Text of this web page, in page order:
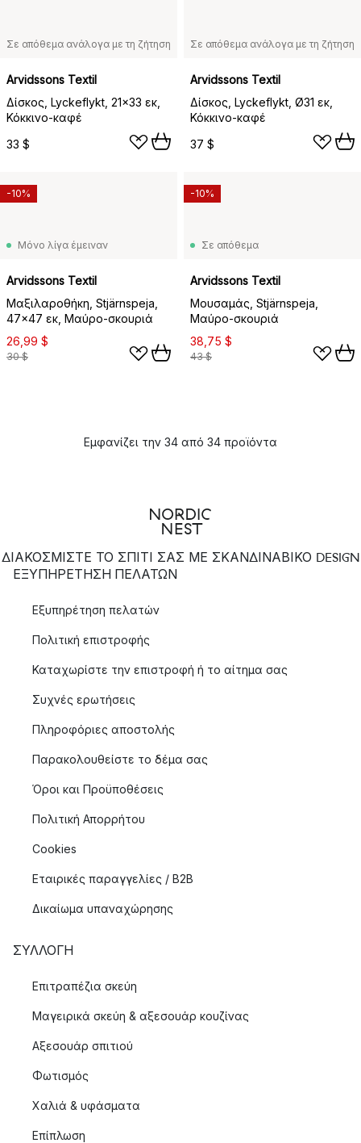
Σε απόθεμα ανάλογα με τη ζήτηση
Arvidssons Textil
Δίσκος, Lyckeflykt, 21x33 εκ,
Κόκκινο-καφέ
33 $
Σε απόθεμα ανάλογα με τη ζήτηση
Arvidssons Textil
Δίσκος, Lyckeflykt, Ø31 εκ,
Κόκκινο-καφέ
37 $
Μόνο λίγα έμειναν
Arvidssons Textil
Μαξιλαροθήκη, Stjärnspeja,
47x47 εκ, Μαύρο-σκουριά
26,99 $
30 $
-10%
Σε απόθεμα
Arvidssons Textil
Μουσαμάς, Stjärnspeja,
Μαύρο-σκουριά
38,75 $
43 $
-10%
Εμφανίζει την 34 από 34 προϊόντα
ΔΙΑΚΟΣΜΙΣΤΕ ΤΟ ΣΠΙΤΙ ΣΑΣ ΜΕ ΣΚΑΝΔΙΝΑΒΙΚΟ DESIGN
ΕΞΥΠΗΡΈΤΗΣΗ ΠΕΛΑΤΏΝ
Εξυπηρέτηση πελατών
Πολιτική επιστροφής
Καταχωρίστε την επιστροφή ή το αίτημα σας
Συχνές ερωτήσεις
Πληροφόριες αποστολής
Παρακολουθείστε το δέμα σας
Όροι και Προϋποθέσεις
Πολιτική Απορρήτου
Cookies
Εταιρικές παραγγελίες / B2B
Δικαίωμα υπαναχώρησης
ΣΥΛΛΟΓΉ
Επιτραπέζια σκεύη
Μαγειρικά σκεύη & αξεσουάρ κουζίνας
Αξεσουάρ σπιτιού
Φωτισμός
Χαλιά & υφάσματα
Επίπλωση